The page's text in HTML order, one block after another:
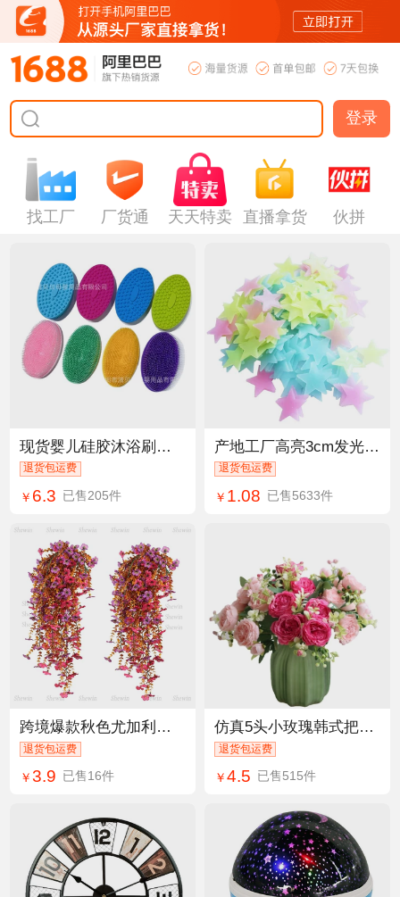
登录
找工厂 厂货通 天天特卖 直播拿货 伙拼
现货婴儿硅胶沐浴刷柔软洗头刷儿童洗澡刷感统训练触觉刷源头厂家
退货包运费
￥ 6.3 已售205件
跨境爆款秋色尤加利紫罗兰壁挂餐厅假花垂吊家居装饰品仿真花吊挂
退货包运费
￥3.9 已售16件
产地工厂高亮3cm发光夜光星星贴墙贴纸100pcs 3d荧光五角星星立体
退货包运费
￥ 1.08 已售5633件
仿真5头小玫瑰韩式把束波斯洋牡丹仿真花家居婚礼玫瑰花束装饰
退货包运费
￥4.5 已售515件